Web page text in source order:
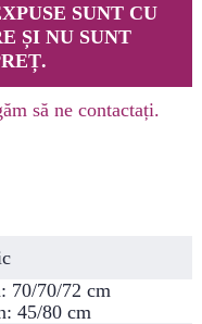
SUNT CU
ȘI NU SUNT
să ne contactați.
70/70/72 cm
45/80 cm